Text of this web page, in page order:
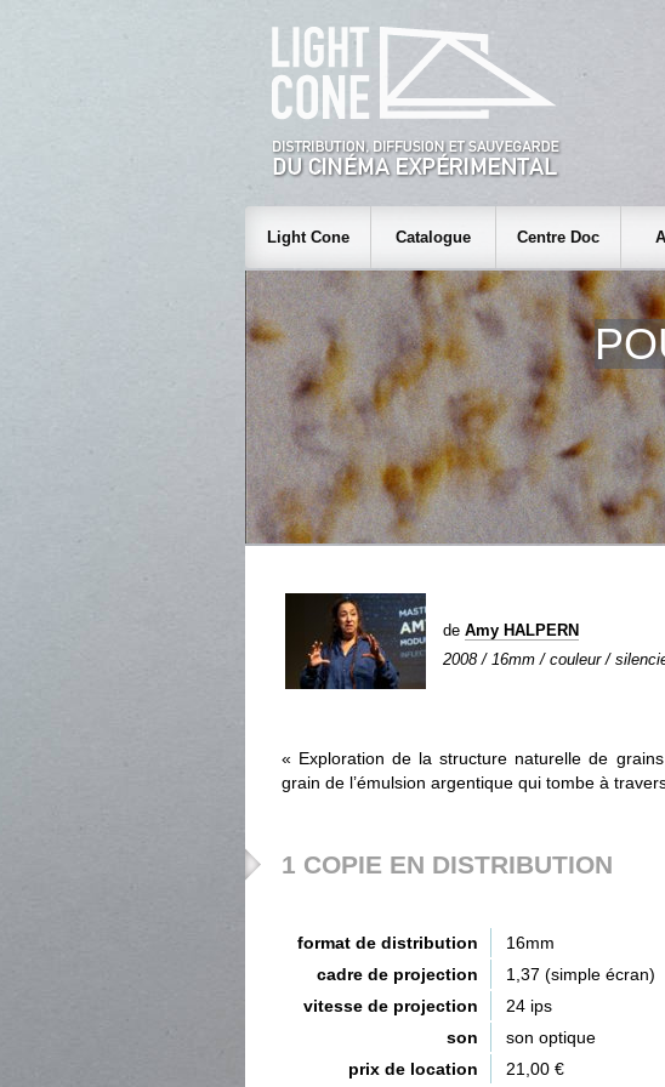
Light Cone Catalogue Centre Doc
de Amy HALPERN
2008 / 16mm / couleur /
« Exploration de la structure naturelle de
grain de l’émulsion argentique qui tombe à
1 COPIE EN DISTRIBUTION
format de distribution
16mm
cadre de projection
1,37 (simple écran)
vitesse de projection
24 ips
son
son optique
prix de location
21,00 €